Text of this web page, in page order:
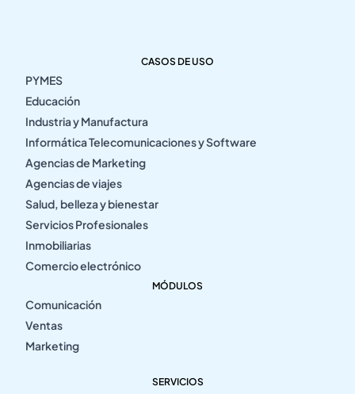
CASOS DE USO
PYMES
Educación
Industria y Manufactura
Informática Telecomunicaciones y Software
Agencias de Marketing
Agencias de viajes
Salud, belleza y bienestar
Servicios Profesionales
Inmobiliarias
Comercio electrónico
MÓDULOS
Comunicación
Ventas
Marketing
SERVICIOS